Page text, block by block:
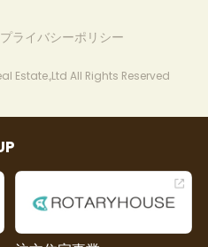
プライバシーポリシー
Estate.,Ltd All Rights Reserved